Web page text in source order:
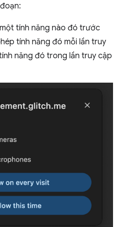
tính năng nào đó trước
tính năng đó mỗi lần truy
năng đó trong lần truy cập